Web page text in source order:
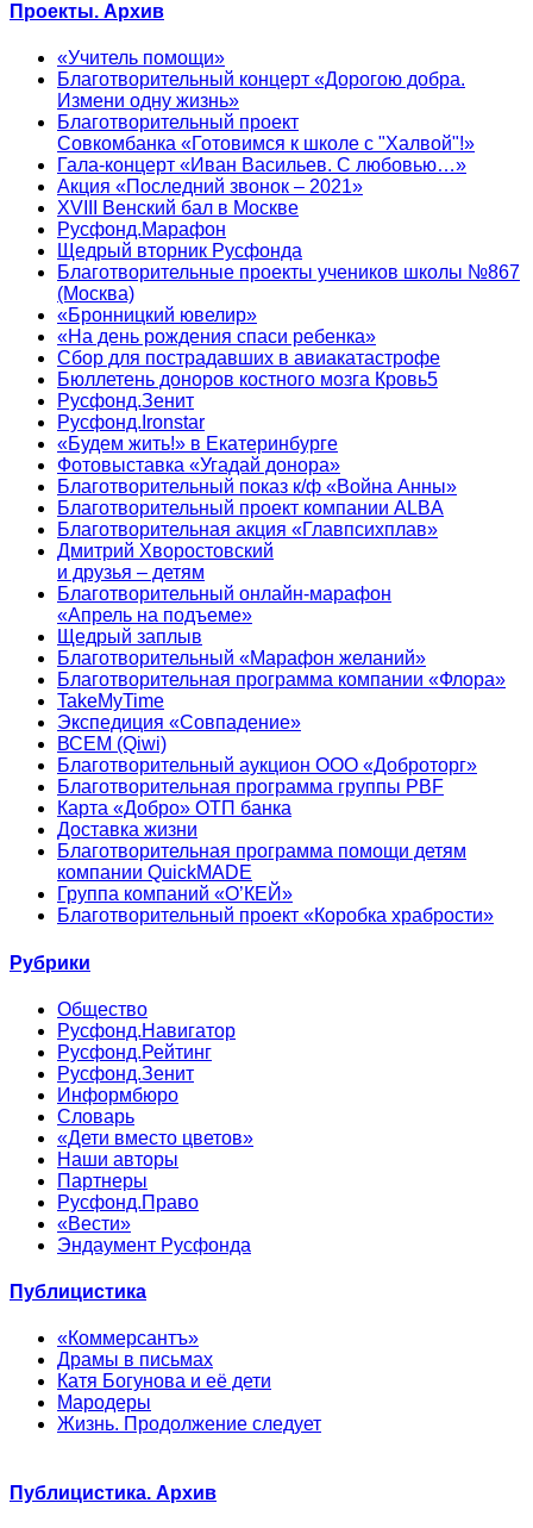
Проекты. Архив
«Учитель помощи»
Благотворительный концерт «Дорогою добра.
Измени одну жизнь»
Благотворительный проект
Совкомбанка «Готовимся к школе с "Халвой"!»
Гала-концерт «Иван Васильев. С любовью…»
Акция «Последний звонок – 2021»
XVIII Венский бал в Москве
Русфонд.Марафон
Щедрый вторник Русфонда
Благотворительные проекты учеников школы №867
(Москва)
«Бронницкий ювелир»
«На день рождения спаси ребенка»
Сбор для пострадавших в авиакатастрофе
Бюллетень доноров костного мозга Кровь5
Русфонд.Зенит
Русфонд.Ironstar
«Будем жить!» в Екатеринбурге
Фотовыставка «Угадай донора»
Благотворительный показ к/ф «Война Анны»
Благотворительный проект компании ALBA
Благотворительная акция «Главпсихплав»
Дмитрий Хворостовский
и друзья – детям
Благотворительный онлайн‑марафон
«Апрель на подъеме»
Щедрый заплыв
Благотворительный «Марафон желаний»
Благотворительная программа компании «Флора»
TakeMyTime
Экспедиция «Совпадение»
ВСЕМ (Qiwi)
Благотворительный аукцион ООО «Доброторг»
Благотворительная программа группы PBF
Карта «Добро» ОТП банка
Доставка жизни
Благотворительная программа помощи детям
компании QuickMADE
Группа компаний «О’КЕЙ»
Благотворительный проект «Коробка храбрости»
Рубрики
Общество
Русфонд.Навигатор
Русфонд.Рейтинг
Русфонд.Зенит
Информбюро
Словарь
«Дети вместо цветов»
Наши авторы
Партнеры
Русфонд.Право
«Вести»
Эндаумент Русфонда
Публицистика
«Коммерсантъ»
Драмы в письмах
Катя Богунова и её дети
Мародеры
Жизнь. Продолжение следует
Публицистика. Архив